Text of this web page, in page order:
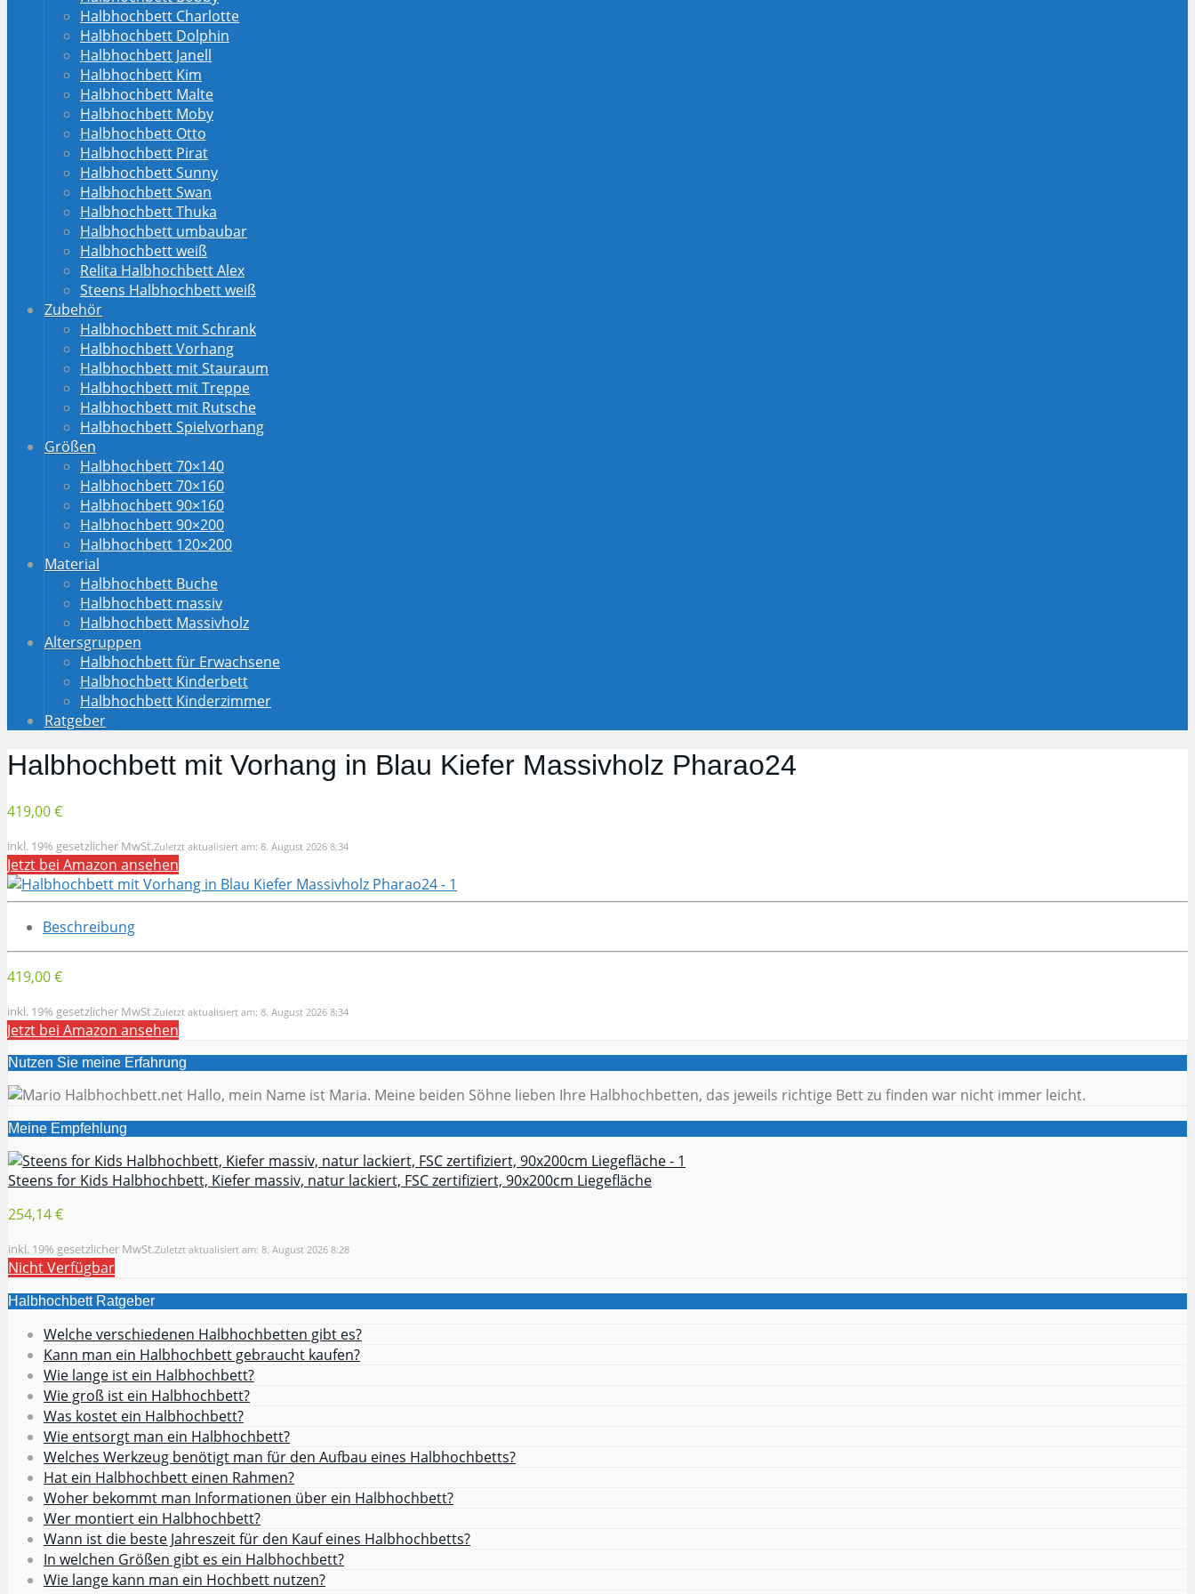
Halbhochbett Charlotte
Halbhochbett Dolphin
Halbhochbett Janell
Halbhochbett Kim
Halbhochbett Malte
Halbhochbett Moby
Halbhochbett Otto
Halbhochbett Pirat
Halbhochbett Sunny
Halbhochbett Swan
Halbhochbett Thuka
Halbhochbett umbaubar
Halbhochbett weiß
Relita Halbhochbett Alex
Steens Halbhochbett weiß
Zubehör
Halbhochbett mit Schrank
Halbhochbett Vorhang
Halbhochbett mit Stauraum
Halbhochbett mit Treppe
Halbhochbett mit Rutsche
Halbhochbett Spielvorhang
Größen
Halbhochbett 70×140
Halbhochbett 70×160
Halbhochbett 90×160
Halbhochbett 90×200
Halbhochbett 120×200
Material
Halbhochbett Buche
Halbhochbett massiv
Halbhochbett Massivholz
Altersgruppen
Halbhochbett für Erwachsene
Halbhochbett Kinderbett
Halbhochbett Kinderzimmer
Ratgeber
Halbhochbett mit Vorhang in Blau Kiefer Massivholz Pharao24
419,00 €
inkl. 19% gesetzlicher MwSt.Zuletzt aktualisiert am: 8. August 2026 8:34
Jetzt bei Amazon ansehen
Beschreibung
419,00 €
inkl. 19% gesetzlicher MwSt.Zuletzt aktualisiert am: 8. August 2026 8:34
Jetzt bei Amazon ansehen
Nutzen Sie meine Erfahrung
Hallo, mein Name ist Maria. Meine beiden Söhne lieben Ihre Halbhochbetten, das jeweils richtige Bett zu finden war nicht immer leicht.
Meine Empfehlung
Steens for Kids Halbhochbett, Kiefer massiv, natur lackiert, FSC zertifiziert, 90x200cm Liegefläche
254,14 €
inkl. 19% gesetzlicher MwSt.Zuletzt aktualisiert am: 8. August 2026 8:28
Nicht Verfügbar
Halbhochbett Ratgeber
Welche verschiedenen Halbhochbetten gibt es?
Kann man ein Halbhochbett gebraucht kaufen?
Wie lange ist ein Halbhochbett?
Wie groß ist ein Halbhochbett?
Was kostet ein Halbhochbett?
Wie entsorgt man ein Halbhochbett?
Welches Werkzeug benötigt man für den Aufbau eines Halbhochbetts?
Hat ein Halbhochbett einen Rahmen?
Woher bekommt man Informationen über ein Halbhochbett?
Wer montiert ein Halbhochbett?
Wann ist die beste Jahreszeit für den Kauf eines Halbhochbetts?
In welchen Größen gibt es ein Halbhochbett?
Wie lange kann man ein Hochbett nutzen?